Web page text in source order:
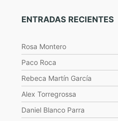
ENTRADAS RECIENTES
Rosa Montero
Paco Roca
Rebeca Martín García
Alex Torregrossa
Daniel Blanco Parra